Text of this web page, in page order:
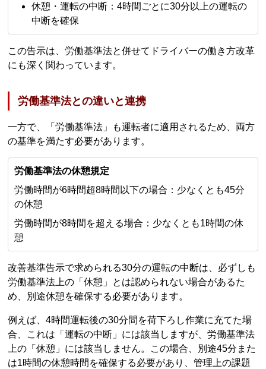
休憩・運転の中断：4時間ごとに30分以上の運転の
中断を確保
この告示は、労働基準法と併せてドライバーの働き方改革
にも深く関わっています。
労働基準法との違いと連携
一方で、「労働基準法」も運転者に適用されるため、両方
の基準を満たす必要があります。
労働基準法の休憩規定
労働時間が6時間超8時間以下の場合：少なくとも45分
の休憩
労働時間が8時間を超える場合：少なくとも1時間の休
憩
改善基準告示で求められる30分の運転の中断は、必ずしも
労働基準法上の「休憩」とは認められない場合があるた
め、別途休憩を確保する必要があります。
例えば、4時間運転後の30分間を荷下ろし作業に充てた場
合、これは「運転の中断」には該当しますが、労働基準法
上の「休憩」には該当しません。この場合、別途45分また
は1時間の休憩時間を確保する必要があり、管理上の課題